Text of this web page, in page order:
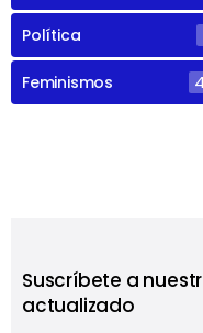
Política
Feminismos
Suscríbete a
actualizado